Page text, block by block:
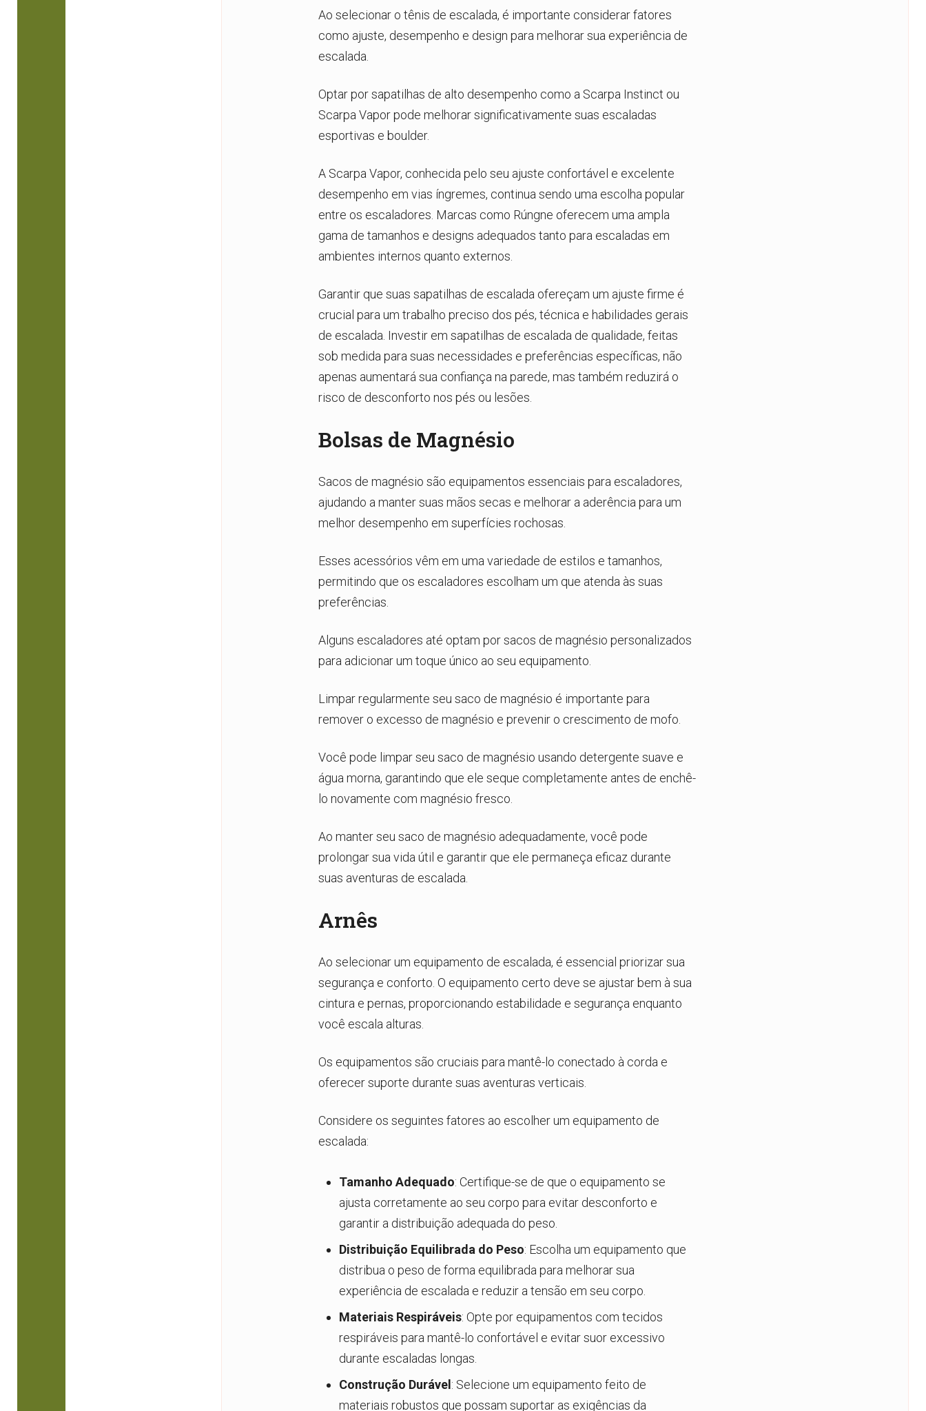
Ao selecionar o tênis de escalada, é importante considerar fatores
como ajuste, desempenho e design para melhorar sua experiência de
escalada.
Optar por sapatilhas de alto desempenho como a Scarpa Instinct ou
Scarpa Vapor pode melhorar significativamente suas escaladas
esportivas e boulder.
A Scarpa Vapor, conhecida pelo seu ajuste confortável e excelente
desempenho em vias íngremes, continua sendo uma escolha popular
entre os escaladores. Marcas como Rúngne oferecem uma ampla
gama de tamanhos e designs adequados tanto para escaladas em
ambientes internos quanto externos.
Garantir que suas sapatilhas de escalada ofereçam um ajuste firme é
crucial para um trabalho preciso dos pés, técnica e habilidades gerais
de escalada. Investir em sapatilhas de escalada de qualidade, feitas
sob medida para suas necessidades e preferências específicas, não
apenas aumentará sua confiança na parede, mas também reduzirá o
risco de desconforto nos pés ou lesões.
Bolsas de Magnésio
Sacos de magnésio são equipamentos essenciais para escaladores,
ajudando a manter suas mãos secas e melhorar a aderência para um
melhor desempenho em superfícies rochosas.
Esses acessórios vêm em uma variedade de estilos e tamanhos,
permitindo que os escaladores escolham um que atenda às suas
preferências.
Alguns escaladores até optam por sacos de magnésio personalizados
para adicionar um toque único ao seu equipamento.
Limpar regularmente seu saco de magnésio é importante para
remover o excesso de magnésio e prevenir o crescimento de mofo.
Você pode limpar seu saco de magnésio usando detergente suave e
água morna, garantindo que ele seque completamente antes de enchê-
lo novamente com magnésio fresco.
Ao manter seu saco de magnésio adequadamente, você pode
prolongar sua vida útil e garantir que ele permaneça eficaz durante
suas aventuras de escalada.
Arnês
Ao selecionar um equipamento de escalada, é essencial priorizar sua
segurança e conforto. O equipamento certo deve se ajustar bem à sua
cintura e pernas, proporcionando estabilidade e segurança enquanto
você escala alturas.
Os equipamentos são cruciais para mantê-lo conectado à corda e
oferecer suporte durante suas aventuras verticais.
Considere os seguintes fatores ao escolher um equipamento de
escalada:
Tamanho Adequado: Certifique-se de que o equipamento se
ajusta corretamente ao seu corpo para evitar desconforto e
garantir a distribuição adequada do peso.
Distribuição Equilibrada do Peso: Escolha um equipamento que
distribua o peso de forma equilibrada para melhorar sua
experiência de escalada e reduzir a tensão em seu corpo.
Materiais Respiráveis: Opte por equipamentos com tecidos
respiráveis para mantê-lo confortável e evitar suor excessivo
durante escaladas longas.
Construção Durável: Selecione um equipamento feito de
materiais robustos que possam suportar as exigências da